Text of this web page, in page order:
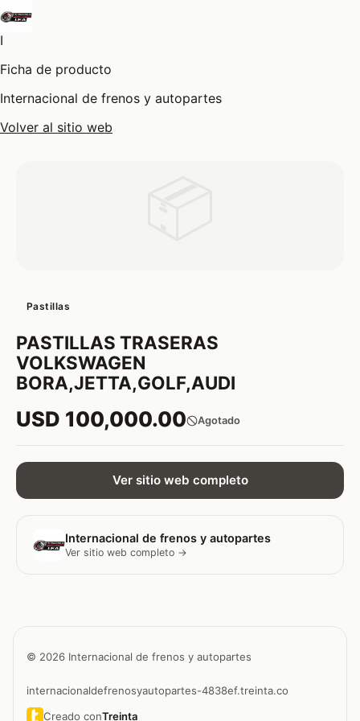
I
Ficha de producto
Internacional de frenos y autopartes
Volver al sitio web
Pastillas
PASTILLAS TRASERAS
VOLKSWAGEN
BORA,JETTA,GOLF,AUDI
USD 100,000.00 Agotado
Ver sitio web completo
Internacional de frenos y autopartes
Ver sitio web completo →
© 2026 Internacional de frenos y autopartes
internacionaldefrenosyautopartes-4838ef.treinta.co
Creado conTreinta